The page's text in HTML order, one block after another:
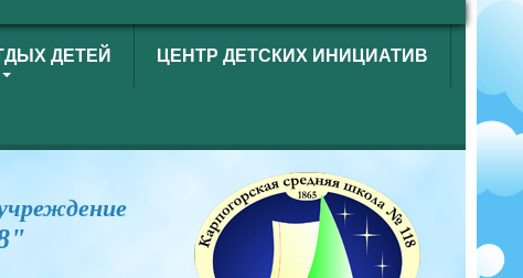
ДЕТЕЙ ЦЕНТР ДЕТСКИХ ИНИЦИАТИВ